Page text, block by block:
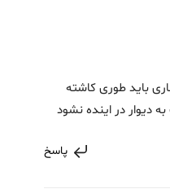
باید طوری کاشته
دیوار در اینده نشود
پاسخ